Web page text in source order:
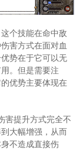
个技能在命中敌
害方式在面对血
势在于它可以无
。但是需要注
优势主要体现在
害提升方式完全不
大幅增强，从而
不造成直接伤